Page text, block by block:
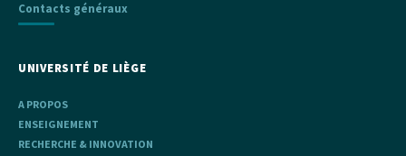
Contacts généraux
UNIVERSITÉ DE LIÈGE
A PROPOS
ENSEIGNEMENT
RECHERCHE & INNOVATION